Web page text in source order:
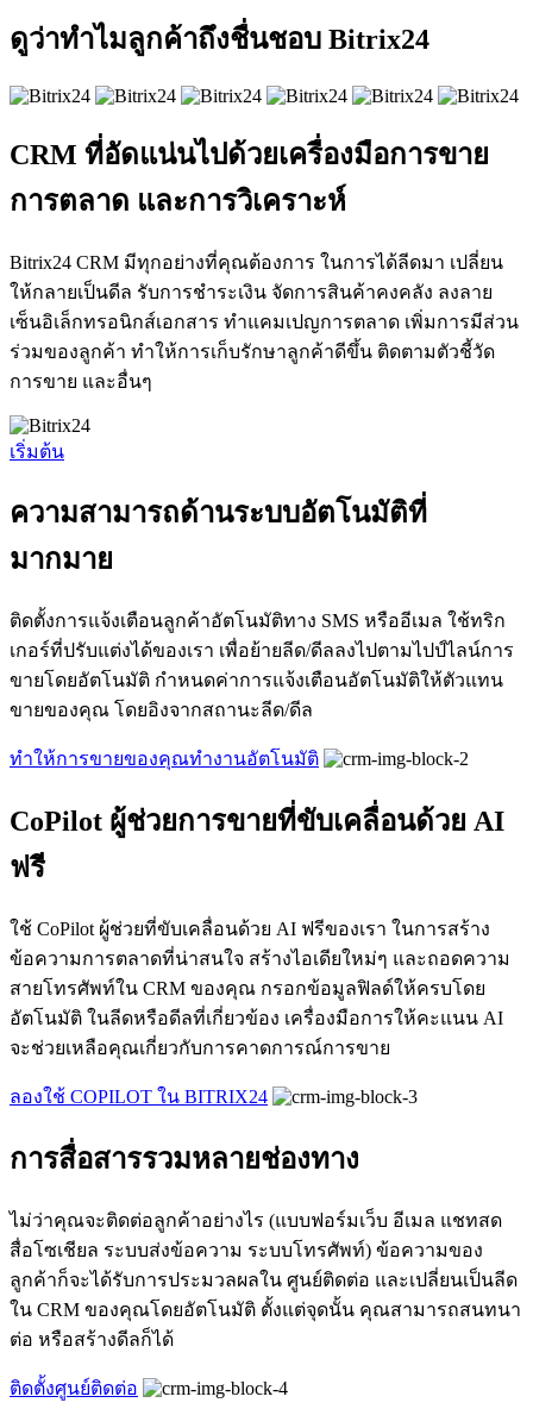
ดูว่าทำไมลูกค้าถึงชื่นชอบ Bitrix24
CRM ที่อัดแน่นไปด้วยเครื่องมือการขาย
การตลาด และการวิเคราะห์
Bitrix24 CRM มีทุกอย่างที่คุณต้องการ ในการได้ลีดมา เปลี่ยน
ให้กลายเป็นดีล รับการชำระเงิน จัดการสินค้าคงคลัง ลงลาย
เซ็นอิเล็กทรอนิกส์เอกสาร ทำแคมเปญการตลาด เพิ่มการมีส่วน
ร่วมของลูกค้า ทำให้การเก็บรักษาลูกค้าดีขึ้น ติดตามตัวชี้วัด
การขาย และอื่นๆ
เริ่มต้น
ความสามารถด้านระบบอัตโนมัติที่
มากมาย
ติดตั้งการแจ้งเตือนลูกค้าอัตโนมัติทาง SMS หรืออีเมล ใช้ทริก
เกอร์ที่ปรับแต่งได้ของเรา เพื่อย้ายลีด/ดีลลงไปตามไปป์ไลน์การ
ขายโดยอัตโนมัติ กำหนดค่าการแจ้งเตือนอัตโนมัติให้ตัวแทน
ขายของคุณ โดยอิงจากสถานะลีด/ดีล
ทำให้การขายของคุณทำงานอัตโนมัติ
CoPilot ผู้ช่วยการขายที่ขับเคลื่อนด้วย AI
ฟรี
ใช้ CoPilot ผู้ช่วยที่ขับเคลื่อนด้วย AI ฟรีของเรา ในการสร้าง
ข้อความการตลาดที่น่าสนใจ สร้างไอเดียใหม่ๆ และถอดความ
สายโทรศัพท์ใน CRM ของคุณ กรอกข้อมูลฟิลด์ให้ครบโดย
อัตโนมัติ ในลีดหรือดีลที่เกี่ยวข้อง เครื่องมือการให้คะแนน AI
จะช่วยเหลือคุณเกี่ยวกับการคาดการณ์การขาย
ลองใช้ COPILOT ใน BITRIX24
การสื่อสารรวมหลายช่องทาง
ไม่ว่าคุณจะติดต่อลูกค้าอย่างไร (แบบฟอร์มเว็บ อีเมล แชทสด
สื่อโซเชียล ระบบส่งข้อความ ระบบโทรศัพท์) ข้อความของ
ลูกค้าก็จะได้รับการประมวลผลใน ศูนย์ติดต่อ และเปลี่ยนเป็นลีด
ใน CRM ของคุณโดยอัตโนมัติ ตั้งแต่จุดนั้น คุณสามารถสนทนา
ต่อ หรือสร้างดีลก็ได้
ติดตั้งศูนย์ติดต่อ